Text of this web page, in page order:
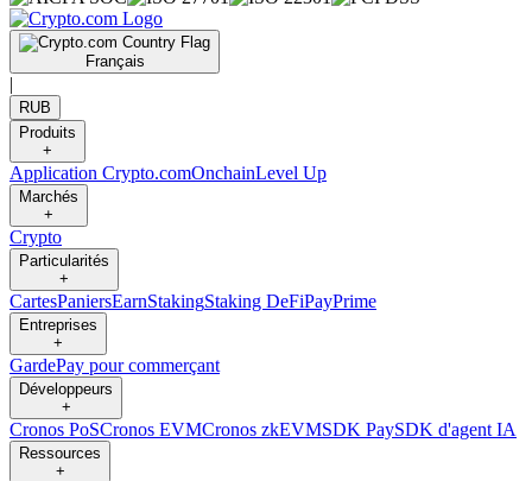
Français
|
RUB
Produits
+
Application Crypto.comOnchainLevel Up
Marchés
+
Crypto
Particularités
+
CartesPaniersEarnStakingStaking DeFiPayPrime
Entreprises
+
GardePay pour commerçant
Développeurs
+
Cronos PoSCronos EVMCronos zkEVMSDK PaySDK d'agent IA
Ressources
+